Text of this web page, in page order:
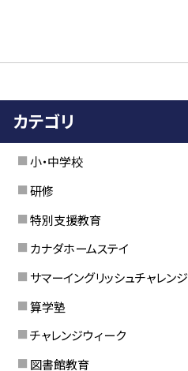
カテゴリ
小・中学校
研修
特別支援教育
カナダホームステイ
サマーイングリッシュチャレンジ
算学塾
チャレンジウィーク
図書館教育